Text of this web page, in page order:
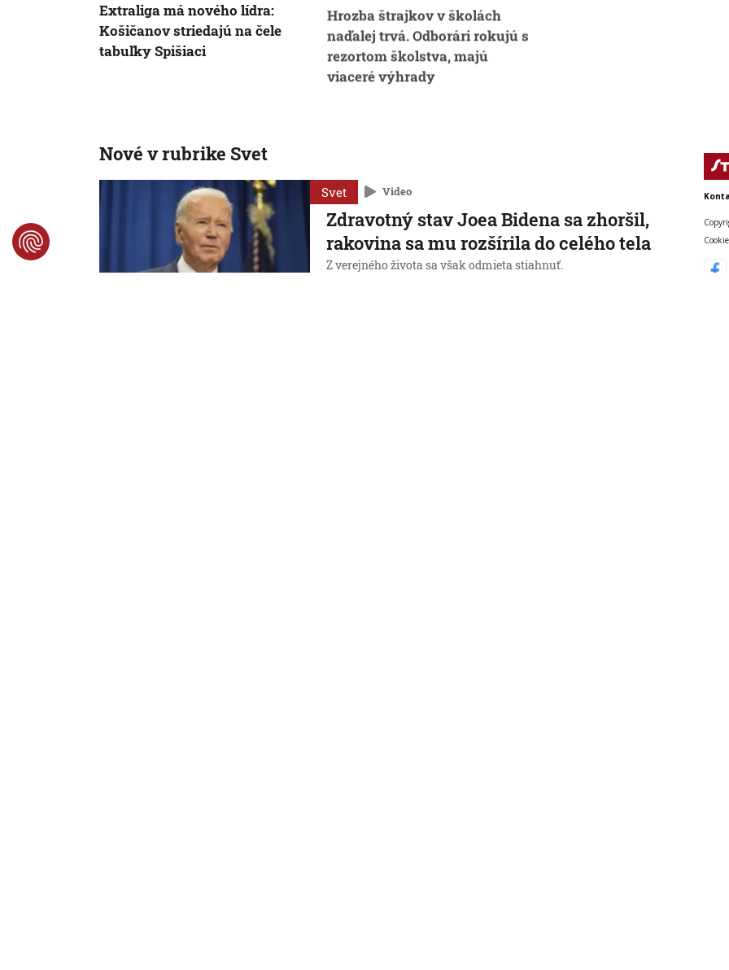
Extraliga má nového lídra:
Košičanov striedajú na čele
tabuľky Spišiaci
Hrozba štrajkov v školách
naďalej trvá. Odborári rokujú s
rezortom školstva, majú
viaceré výhrady
Nové v rubrike Svet
Svet Video
Zdravotný stav Joea Bidena sa zhoršil,
rakovina sa mu rozšírila do celého tela
Z verejného života sa však odmieta stiahnuť.